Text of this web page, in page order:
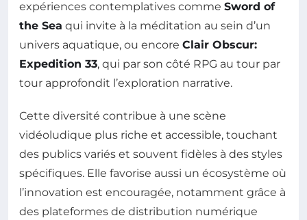
expériences contemplatives comme Sword of
the Sea qui invite à la méditation au sein d’un
univers aquatique, ou encore Clair Obscur:
Expedition 33, qui par son côté RPG au tour par
tour approfondit l’exploration narrative.
Cette diversité contribue à une scène
vidéoludique plus riche et accessible, touchant
des publics variés et souvent fidèles à des styles
spécifiques. Elle favorise aussi un écosystème où
l’innovation est encouragée, notamment grâce à
des plateformes de distribution numérique